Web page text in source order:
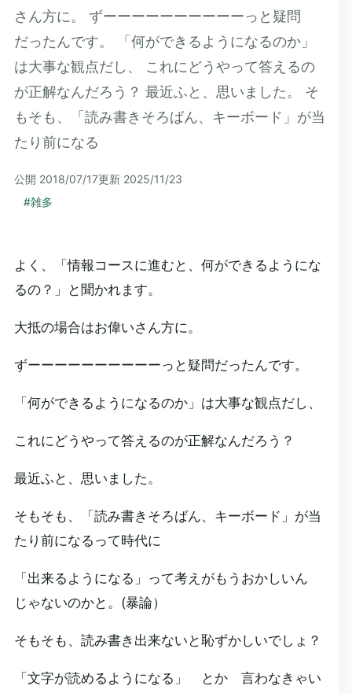
さん方に。 ずーーーーーーーーーーっと疑問
だったんです。 「何ができるようになるのか」
は大事な観点だし、 これにどうやって答えるの
が正解なんだろう？ 最近ふと、思いました。 そ
もそも、「読み書きそろばん、キーボード」が当
たり前になる
公開 2018/07/17更新 2025/11/23
#雑多
よく、「情報コースに進むと、何ができるようにな
るの？」と聞かれます。
大抵の場合はお偉いさん方に。
ずーーーーーーーーーーっと疑問だったんです。
「何ができるようになるのか」は大事な観点だし、
これにどうやって答えるのが正解なんだろう？
最近ふと、思いました。
そもそも、「読み書きそろばん、キーボード」が当
たり前になるって時代に
「出来るようになる」って考えがもうおかしいん
じゃないのかと。(暴論）
そもそも、読み書き出来ないと恥ずかしいでしょ？
「文字が読めるようになる」 とか 言わなきゃい